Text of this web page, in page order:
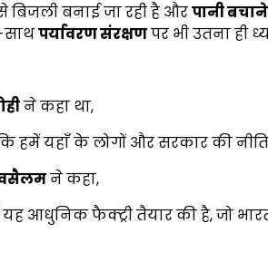
बिजली बनाई जा रही है औरपानी
साथपर्यावरण संरक्षणपर भी उतना ही
ने कहा था,
यहाँ के लोगों और सरकार की
ने कहा,
आधुनिक फैक्ट्री तैयार की है, जो